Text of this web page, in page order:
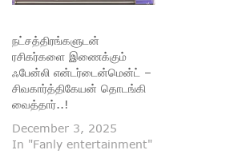
நட்சத்திரங்களுடன்
ரசிகர்களை இணைக்கும்
ஃபேன்லி என்டர்டைன்மென்ட் –
சிவகார்த்திகேயன் தொடங்கி
வைத்தார்..!
December 3, 2025
In "Fanly entertainment"